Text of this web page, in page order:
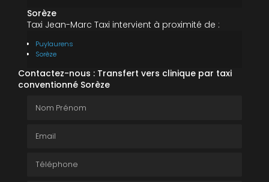
Sorèze
Taxi Jean-Marc Taxi intervient à proximité de :
Puylaurens
Sorèze
Contactez-nous : Transfert vers clinique par taxi
conventionné Sorèze